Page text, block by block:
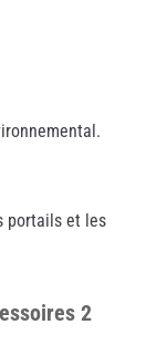
portails et les
2